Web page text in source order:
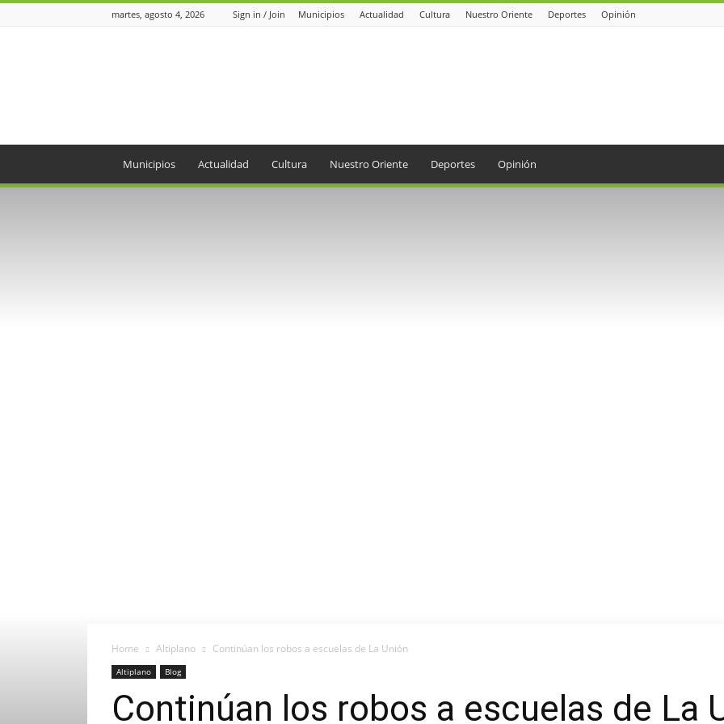
martes, agosto 4, 2026 Sign in / Join Municipios Actualidad Cultura Nuestro Oriente Deportes Opinión
Municipios Actualidad Cultura Nuestro Oriente Deportes Opinión
Home Altiplano Continúan los robos a escuelas de La Unión
Altiplano Blog
Continúan los robos a escuelas de La